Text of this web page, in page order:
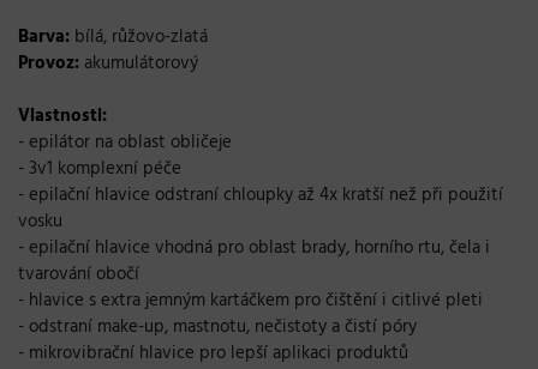
Barva: bílá, růžovo-zlatá
Provoz: akumulátorový
Vlastnosti:
- epilátor na oblast obličeje
- 3v1 komplexní péče
- epilační hlavice odstraní chloupky až 4x kratší než při použití
vosku
- epilační hlavice vhodná pro oblast brady, horního rtu, čela i
tvarování obočí
- hlavice s extra jemným kartáčkem pro čištění i citlivé pleti
- odstraní make-up, mastnotu, nečistoty a čistí póry
- mikrovibrační hlavice pro lepší aplikaci produktů